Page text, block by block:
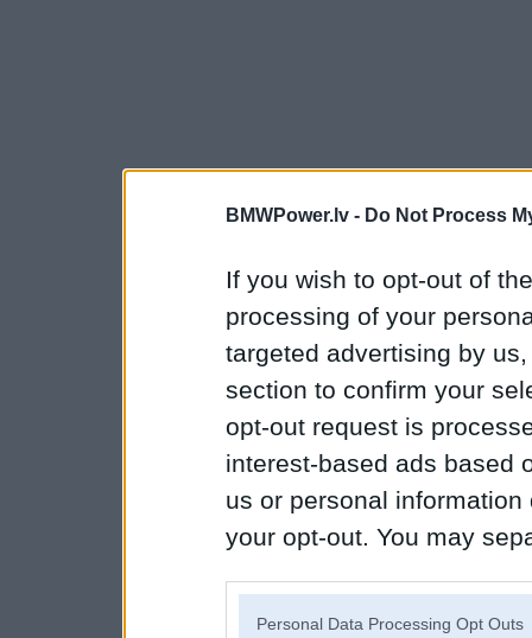
BMWPower.lv - Do Not Process
If you wish to opt-out of
processing of your
targeted advertising by
section to confirm your
opt-out request is
interest-based ads based
us or personal
your opt-out. You may
Personal Data Processing Opt Outs